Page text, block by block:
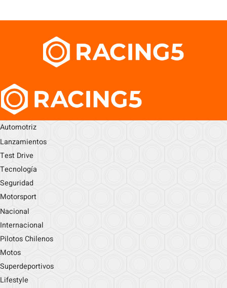
Automotriz
Lanzamientos
Test Drive
Tecnología
Seguridad
Motorsport
Nacional
Internacional
Pilotos Chilenos
Motos
Superdeportivos
Lifestyle